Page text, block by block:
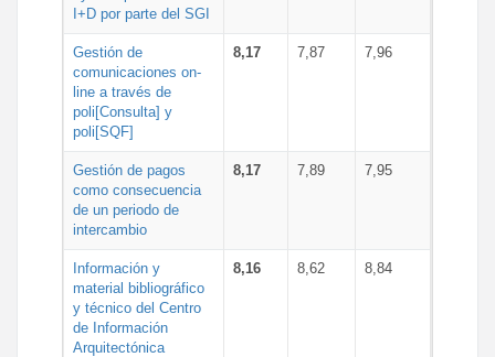
I+D por parte del SGI
Gestión de
comunicaciones on-
line a través de
poli[Consulta] y
poli[SQF]
8,17 7,87 7,96
Gestión de pagos
como consecuencia
de un periodo de
intercambio
8,17 7,89 7,95
Información y
material bibliográfico
y técnico del Centro
de Información
Arquitectónica
8,16 8,62 8,84